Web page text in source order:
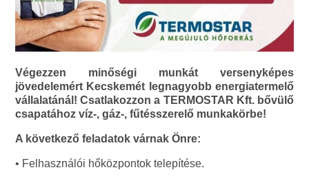
Végezzen minőségi munkát versenyképes
jövedelemért Kecskemét legnagyobb energiatermelő
vállalatánál! Csatlakozzon a TERMOSTAR Kft. bővülő
csapatához víz-, gáz-, fűtésszerelő munkakörbe!
A következő feladatok várnak Önre:
• Felhasználói hőközpontok telepítése.